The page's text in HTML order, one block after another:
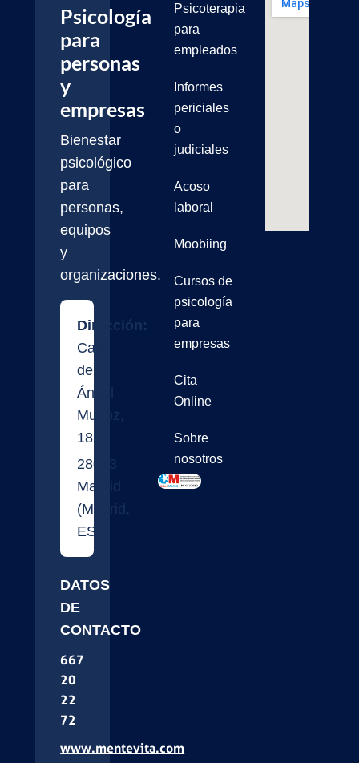
Psicología
para
personas
y
empresas
Bienestar
psicológico
para
personas,
equipos
y
organizaciones.
Dirección:
Calle
de
Ángel
Muñoz,
18
28043
Madrid
(Madrid ,
ES
DATOS
DE
CONTACTO
667
20
22
72
www.mentevita.com
Psicoterapia
para
empleados
Informes
periciales
o
judiciales
Acoso
laboral
Moobiing
Cursos de
psicología
para
empresas
Cita
Online
Sobre
nosotros